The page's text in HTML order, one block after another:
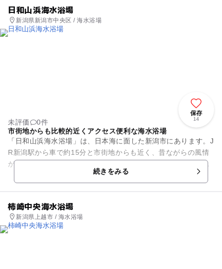
日和山浜海水浴場
新潟県新潟市中央区 / 海水浴場
保存
14
未評価
0件
市街地からも比較的近くアクセス便利な海水浴場
「日和山浜海水浴場」は、日本海に面した新潟市にあります。J
R新潟駅から車で約15分と市街地からも近く、昔ながらの風情
が残る下町エリアにあって、透明度の高いきれいな水質の海水
浴場です。遠浅で、波も...続きをみる
柿崎中央海水浴場
新潟県上越市 / 海水浴場